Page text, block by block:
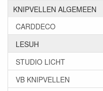
KNIPVELLEN ALGEMEEN
CARDDECO
LESUH
STUDIO LICHT
VB KNIPVELLEN